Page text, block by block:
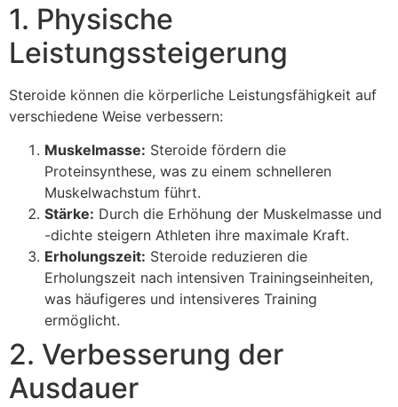
1. Physische
Leistungssteigerung
Steroide können die körperliche Leistungsfähigkeit auf
verschiedene Weise verbessern:
Muskelmasse: Steroide fördern die
Proteinsynthese, was zu einem schnelleren
Muskelwachstum führt.
Stärke: Durch die Erhöhung der Muskelmasse und
-dichte steigern Athleten ihre maximale Kraft.
Erholungszeit: Steroide reduzieren die
Erholungszeit nach intensiven Trainingseinheiten,
was häufigeres und intensiveres Training
ermöglicht.
2. Verbesserung der
Ausdauer